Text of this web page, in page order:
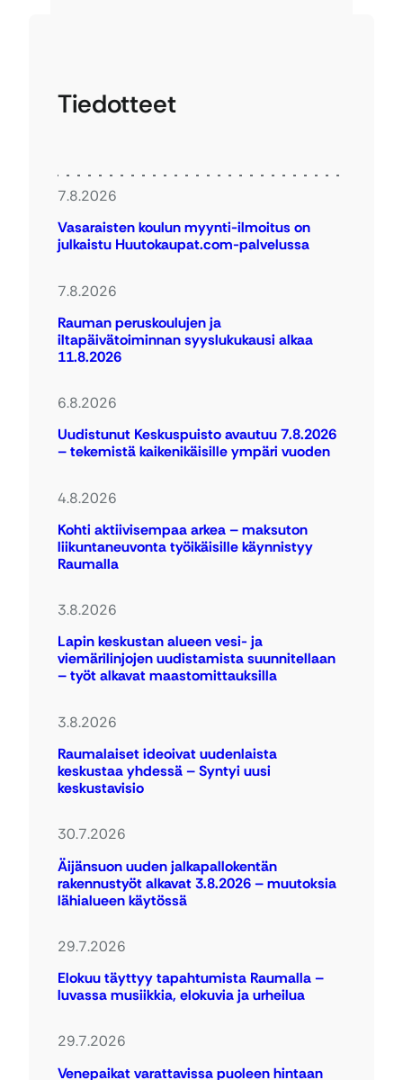
Tiedotteet
7.8.2026
Vasaraisten koulun myynti-ilmoitus on
julkaistu Huutokaupat.com-palvelussa
7.8.2026
Rauman peruskoulujen ja
iltapäivätoiminnan syyslukukausi alkaa
11.8.2026
6.8.2026
Uudistunut Keskuspuisto avautuu 7.8.2026
– tekemistä kaikenikäisille ympäri vuoden
4.8.2026
Kohti aktiivisempaa arkea – maksuton
liikuntaneuvonta työikäisille käynnistyy
Raumalla
3.8.2026
Lapin keskustan alueen vesi- ja
viemärilinjojen uudistamista suunnitellaan
– työt alkavat maastomittauksilla
3.8.2026
Raumalaiset ideoivat uudenlaista
keskustaa yhdessä – Syntyi uusi
keskustavisio
30.7.2026
Äijänsuon uuden jalkapallokentän
rakennustyöt alkavat 3.8.2026 – muutoksia
lähialueen käytössä
29.7.2026
Elokuu täyttyy tapahtumista Raumalla –
luvassa musiikkia, elokuvia ja urheilua
29.7.2026
Venepaikat varattavissa puoleen hintaan